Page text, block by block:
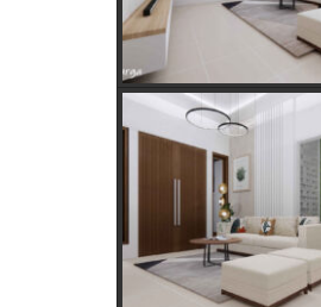
Kantor, dan Industri
Panduan Lengkap Jual Beli
Syarat, dan Tips Aman